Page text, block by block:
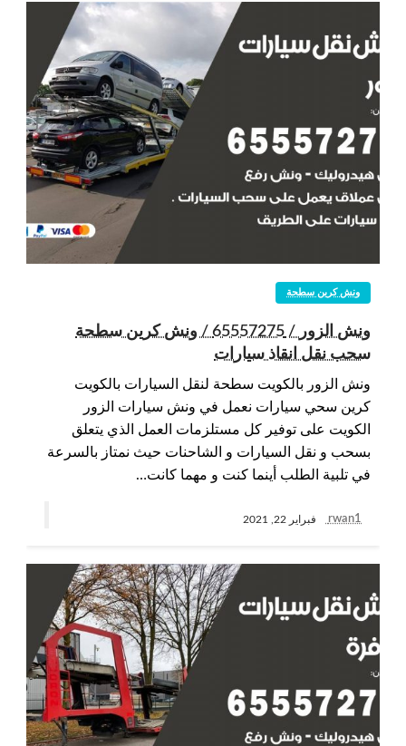
ونش كرين سطحة
ونش الزور / 65557275 / ونش كرين سطحة
سحب نقل انقاذ سيارات
ونش الزور بالكويت سطحة لنقل السيارات بالكويت
كرين سحي سيارات نعمل في ونش سيارات الزور
الكويت على توفير كل مستلزمات العمل الذي يتعلق
بسحب و نقل السيارات و الشاحنات حيث نمتاز بالسرعة
في تلبية الطلب أينما كنت و مهما كانت…
rwan1 فبراير 22, 2021